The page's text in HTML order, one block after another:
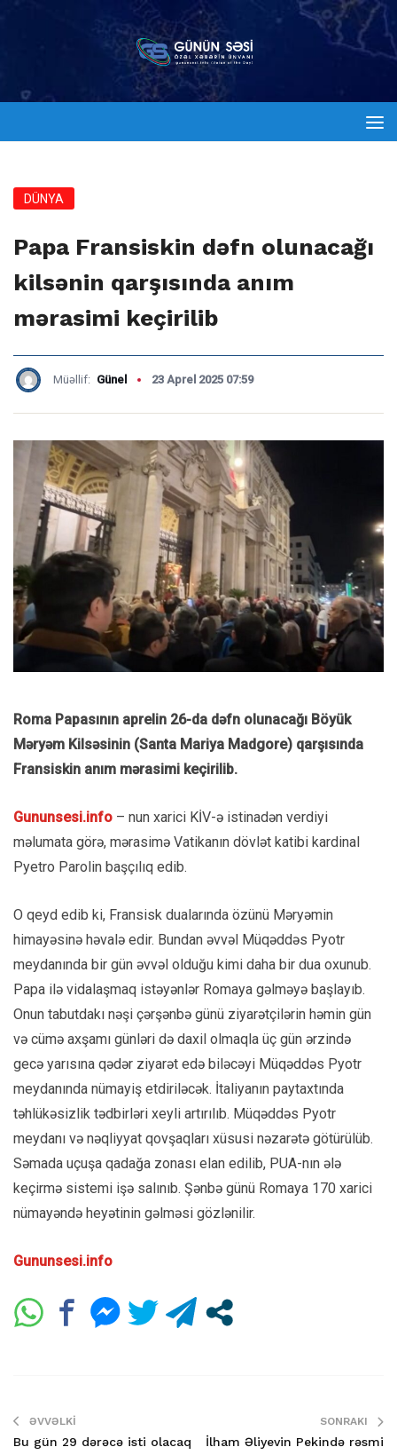
DÜNYA
Papa Fransiskin dəfn olunacağı
kilsənin qarşısında anım
mərasimi keçirilib
Müəllif: Günel 23 Aprel 2025 07:59
Roma Papasının aprelin 26-da dəfn olunacağı Böyük
Məryəm Kilsəsinin (Santa Mariya Madgore) qarşısında
Fransiskin anım mərasimi keçirilib.
Gununsesi.info – nun xarici KİV-ə istinadən verdiyi
məlumata görə, mərasimə Vatikanın dövlət katibi kardinal
Pyetro Parolin başçılıq edib.
O qeyd edib ki, Fransisk dualarında özünü Məryəmin
himayəsinə həvalə edir. Bundan əvvəl Müqəddəs Pyotr
meydanında bir gün əvvəl olduğu kimi daha bir dua oxunub.
Papa ilə vidalaşmaq istəyənlər Romaya gəlməyə başlayıb.
Onun tabutdakı nəşi çərşənbə günü ziyarətçilərin həmin gün
və cümə axşamı günləri də daxil olmaqla üç gün ərzində
gecə yarısına qədər ziyarət edə biləcəyi Müqəddəs Pyotr
meydanında nümayiş etdiriləcək. İtaliyanın paytaxtında
təhlükəsizlik tədbirləri xeyli artırılıb. Müqəddəs Pyotr
meydanı və nəqliyyat qovşaqları xüsusi nəzarətə götürülüb.
Səmada uçuşa qadağa zonası elan edilib, PUA-nın ələ
keçirmə sistemi işə salınıb. Şənbə günü Romaya 170 xarici
nümayəndə heyətinin gəlməsi gözlənilir.
Gununsesi.info
ƏVVƏLKI
Bu gün 29 dərəcə isti olacaq
SONRAKI
İlham Əliyevin Pekində rəsmi